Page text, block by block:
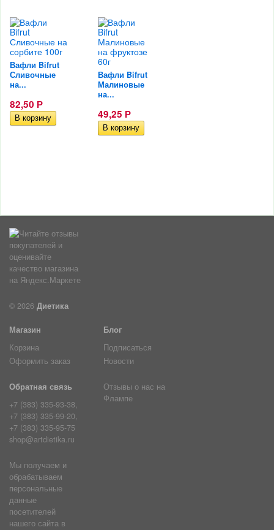
Вафли Bifrut
Сливочные
на...
82,50 Р
Вафли Bifrut
Малиновые
на...
49,25 Р
© 2026 Диетика
Магазин
Корзина
Оформить заказ
Блог
Подписаться
Новости
Обратная связь
+7 (383) 335-93-38,
+7 (383) 335-99-20,
+7 (383) 335-95-75
shop@artdietika.ru
Отзывы о нас на
Флампе
Мы получаем и
обрабатываем
персональные
данные
посетителей
нашего сайта в